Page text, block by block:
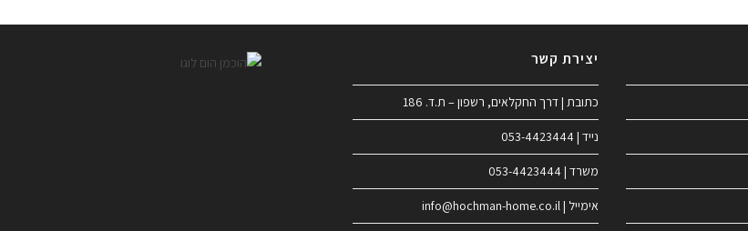
יצירת קשר
כתובת | דרך החקלאים, רשפון – ת.ד. 186
נייד | 053-4423444
משרד | 053-4423444
אימייל | info@hochman-home.co.il